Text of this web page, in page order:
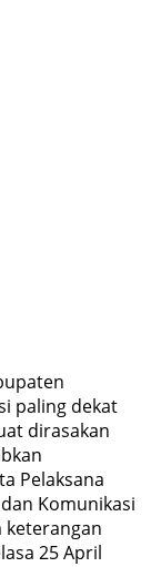
paling dekat
dirasakan
Pelaksana
Komunikasi
keterangan
25 April